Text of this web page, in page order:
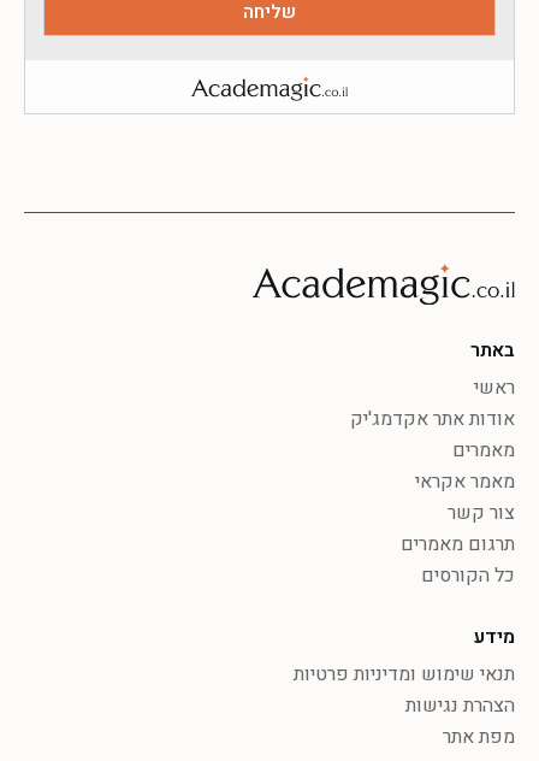
באתר
ראשי
אודות אתר אקדמג'יק
מאמרים
מאמר אקראי
צור קשר
תרגום מאמרים
כל הקורסים
מידע
תנאי שימוש ומדיניות פרטיות
הצהרת נגישות
מפת אתר